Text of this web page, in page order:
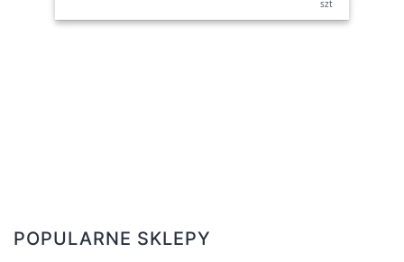
szt
POPULARNE SKLEPY